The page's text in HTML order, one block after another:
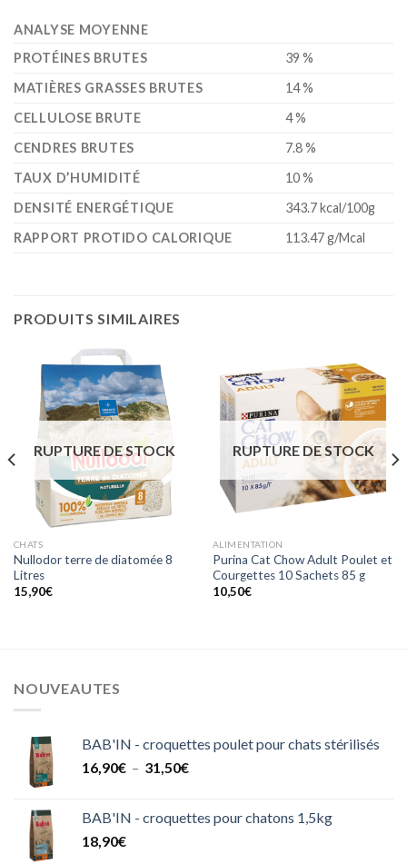
ANALYSE MOYENNE
PROTÉINES BRUTES
39 %
MATIÈRES GRASSES BRUTES
14 %
CELLULOSE BRUTE
4 %
CENDRES BRUTES
7.8 %
TAUX D’HUMIDITÉ
10 %
DENSITÉ ENERGÉTIQUE
343.7 kcal/100g
RAPPORT PROTIDO CALORIQUE
113.47 g/Mcal
PRODUITS SIMILAIRES
RUPTURE DE STOCK
CHATS
Nullodor terre de diatomée 8
Litres
15,90€
RUPTURE DE STOCK
ALIMENTATION
Purina Cat Chow Adult Poulet et
Courgettes 10 Sachets 85 g
10,50€
NOUVEAUTES
BAB'IN - croquettes poulet pour chats stérilisés
16,90€ – 31,50€Plage
16,90€
BAB'IN - croquettes pour chatons 1,5kg
18,90€